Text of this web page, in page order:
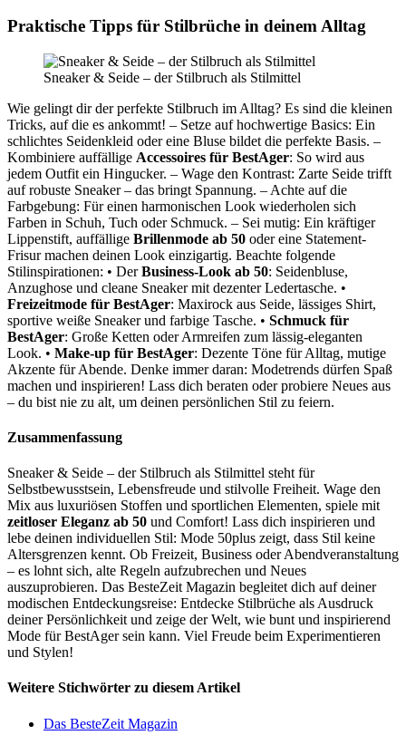
Praktische Tipps für Stilbrüche in deinem Alltag
Sneaker & Seide – der Stilbruch als Stilmittel
Wie gelingt dir der perfekte Stilbruch im Alltag? Es sind die kleinen
Tricks, auf die es ankommt! – Setze auf hochwertige Basics: Ein
schlichtes Seidenkleid oder eine Bluse bildet die perfekte Basis. –
Kombiniere auffällige Accessoires für BestAger: So wird aus
jedem Outfit ein Hingucker. – Wage den Kontrast: Zarte Seide trifft
auf robuste Sneaker – das bringt Spannung. – Achte auf die
Farbgebung: Für einen harmonischen Look wiederholen sich
Farben in Schuh, Tuch oder Schmuck. – Sei mutig: Ein kräftiger
Lippenstift, auffällige Brillenmode ab 50 oder eine Statement-
Frisur machen deinen Look einzigartig. Beachte folgende
Stilinspirationen: • DerBusiness-Look ab 50: Seidenbluse,
Anzughose und cleane Sneaker mit dezenter Ledertasche. •
Freizeitmode für BestAger: Maxirock aus Seide, lässiges Shirt,
sportive weiße Sneaker und farbige Tasche. • Schmuck für
BestAger: Große Ketten oder Armreifen zum lässig-eleganten
Look. • Make-up für BestAger: Dezente Töne für Alltag, mutige
Akzente für Abende. Denke immer daran: Modetrends dürfen Spaß
machen und inspirieren! Lass dich beraten oder probiere Neues aus
– du bist nie zu alt, um deinen persönlichen Stil zu feiern.
Zusammenfassung
Sneaker & Seide – der Stilbruch als Stilmittel steht für
Selbstbewusstsein, Lebensfreude und stilvolle Freiheit. Wage den
Mix aus luxuriösen Stoffen und sportlichen Elementen, spiele mit
zeitloser Eleganz ab 50 und Comfort! Lass dich inspirieren und
lebe deinen individuellen Stil: Mode 50plus zeigt, dass Stil keine
Altersgrenzen kennt. Ob Freizeit, Business oder Abendveranstaltung
– es lohnt sich, alte Regeln aufzubrechen und Neues
auszuprobieren. Das BesteZeit Magazin begleitet dich auf deiner
modischen Entdeckungsreise: Entdecke Stilbrüche als Ausdruck
deiner Persönlichkeit und zeige der Welt, wie bunt und inspirierend
Mode für BestAger sein kann. Viel Freude beim Experimentieren
und Stylen!
Weitere Stichwörter zu diesem Artikel
Das BesteZeit Magazin